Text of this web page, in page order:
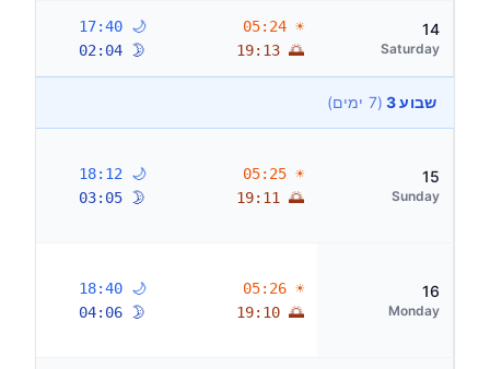
14
Saturday
☀ 05:24
🌅 19:13
🌙 17:40
🌛 02:04
שבוע 3 (7 ימים)
15
Sunday
☀ 05:25
🌅 19:11
🌙 18:12
🌛 03:05
16
Monday
☀ 05:26
🌅 19:10
🌙 18:40
🌛 04:06